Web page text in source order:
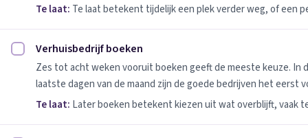
Te laat: Te laat betekent tijdelijk een plek verder weg, of een
Verhuisbedrijf boeken afvinken
Verhuisbedrijf boeken
Zes tot acht weken vooruit boeken geeft de meeste keuze. In
laatste dagen van de maand zijn de goede bedrijven het eerst
Te laat: Later boeken betekent kiezen uit wat overblijft, vaak